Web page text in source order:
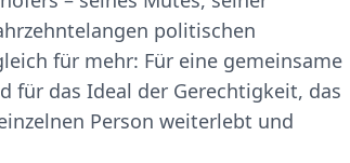
politischen
für mehr: Für eine gemeinsame
für das Ideal der Gerechtigkeit, das
Person weiterlebt und